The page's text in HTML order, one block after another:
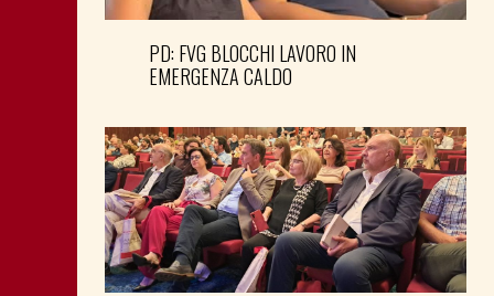
PD: FVG BLOCCHI LAVORO IN
EMERGENZA CALDO